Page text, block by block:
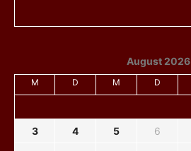
August 2026
M D M D
3
4 5 6